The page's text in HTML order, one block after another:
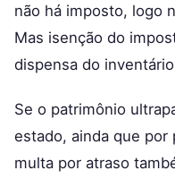
não há imposto, logo
Mas isenção do
dispensa do
Se o patrimônio
estado, ainda que
multa por atraso